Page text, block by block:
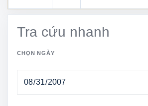
Tra cứu nhanh
CHỌN NGÀY